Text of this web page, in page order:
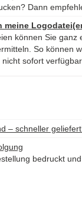
Dann
meine
können Sie ganz
So können
sofort
– schneller
bedruckt